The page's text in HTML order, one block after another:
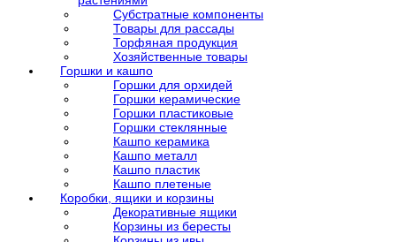
Субстратные компоненты
Товары для рассады
Торфяная продукция
Хозяйственные товары
Горшки и кашпо
Горшки для орхидей
Горшки керамические
Горшки пластиковые
Горшки стеклянные
Кашпо керамика
Кашпо металл
Кашпо пластик
Кашпо плетеные
Коробки, ящики и корзины
Декоративные ящики
Корзины из бересты